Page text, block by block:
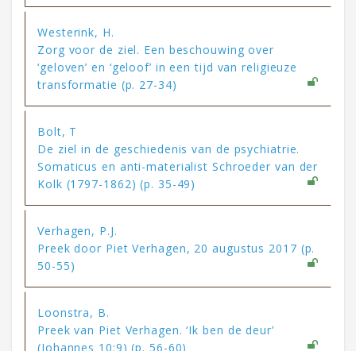
Westerink, H.
Zorg voor de ziel. Een beschouwing over
‘geloven’ en ‘geloof’ in een tijd van religieuze
transformatie (p. 27-34)
Bolt, T
De ziel in de geschiedenis van de psychiatrie.
Somaticus en anti-materialist Schroeder van der
Kolk (1797-1862) (p. 35-49)
Verhagen, P.J.
Preek door Piet Verhagen, 20 augustus 2017 (p.
50-55)
Loonstra, B.
Preek van Piet Verhagen. ‘Ik ben de deur’
(Johannes 10:9) (p. 56-60)